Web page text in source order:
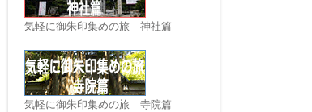
気軽に御朱印集めの旅 神社篇
気軽に御朱印集めの旅 寺院篇